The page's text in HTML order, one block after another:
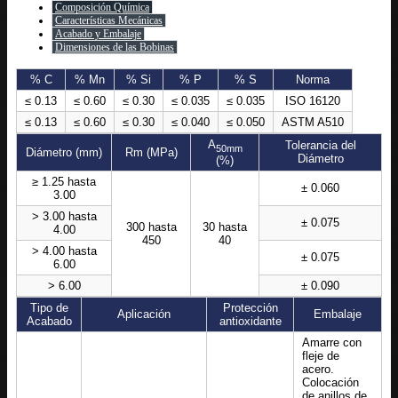
Composición Química
Características Mecánicas
Acabado y Embalaje
Dimensiones de las Bobinas
% C % Mn % Si % P % S
Norma
≤ 0.13
≤ 0.60 ≤ 0.30 ≤ 0.035 ≤ 0.035
ISO 16120
≤ 0.13
≤ 0.60 ≤ 0.30 ≤ 0.040 ≤ 0.050 ASTM A510
Diámetro (mm) Rm (MPa)
A50mm
(%)
Tolerancia del
Diámetro
≥ 1.25 hasta
3.00
300 hasta
450
30 hasta
40
± 0.060
> 3.00 hasta
4.00
± 0.075
> 4.00 hasta
6.00
± 0.075
> 6.00
± 0.090
Tipo de
Acabado
Aplicación
Protección
antioxidante
Embalaje
Amarre con
fleje de
acero.
Colocación